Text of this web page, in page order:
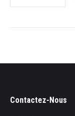
Contactez-Nous